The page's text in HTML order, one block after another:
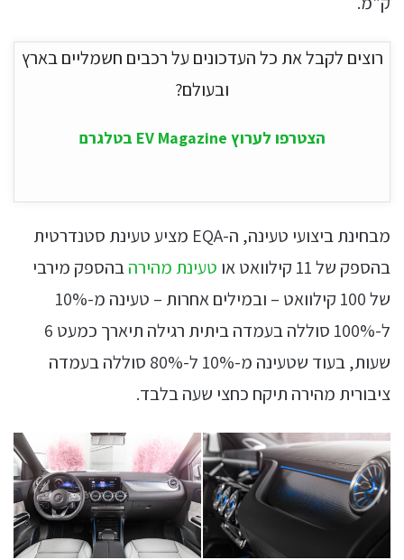
רוצים לקבל את כל העדכונים על רכבים חשמליים בארץ
ובעולם?
הצטרפו לערוץ EV Magazine בטלגרם
מבחינת ביצועי טעינה, ה-EQA מציע טעינת סטנדרטית
בהספק של 11 קילוואט או
טעינת מהירהבהספק מירבי
של 100 קילוואט – ובמילים אחרות – טעינה מ-10%
ל-100% סוללה בעמדה ביתית רגילה תיארך כמעט 6
שעות, בעוד שטעינה מ-10% ל-80% סוללה בעמדה
ציבורית מהירה תיקח כחצי שעה בלבד.